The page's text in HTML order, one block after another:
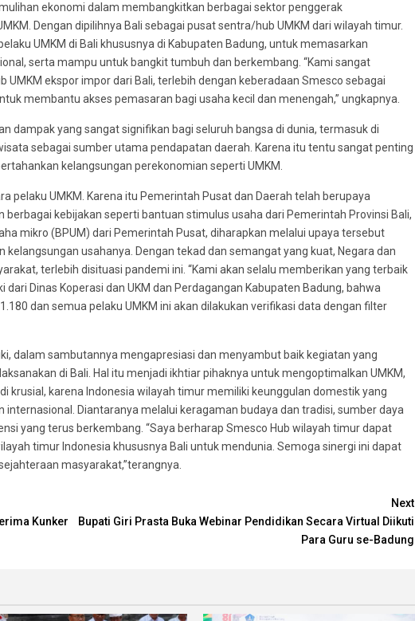
ekonomi dalam membangkitkan berbagai sektor penggerak
Dengan dipilihnya Bali sebagai pusat sentra/hub UMKM dari wilayah timur.
UMKM di Bali khususnya di Kabupaten Badung, untuk memasarkan
serta mampu untuk bangkit tumbuh dan berkembang. “Kami sangat
ekspor impor dari Bali, terlebih dengan keberadaan Smesco sebagai
membantu akses pemasaran bagi usaha kecil dan menengah,” ungkapnya.
dampak yang sangat signifikan bagi seluruh bangsa di dunia, termasuk di
sebagai sumber utama pendapatan daerah. Karena itu tentu sangat penting
kelangsungan perekonomian seperti UMKM.
pelaku UMKM. Karena itu Pemerintah Pusat dan Daerah telah berupaya
kebijakan seperti bantuan stimulus usaha dari Pemerintah Provinsi Bali,
mikro (BPUM) dari Pemerintah Pusat, diharapkan melalui upaya tersebut
usahanya. Dengan tekad dan semangat yang kuat, Negara dan
terlebih disituasi pandemi ini. “Kami akan selalu memberikan yang terbaik
Dinas Koperasi dan UKM dan Perdagangan Kabupaten Badung, bahwa
dan semua pelaku UMKM ini akan dilakukan verifikasi data dengan filter
dalam sambutannya mengapresiasi dan menyambut baik kegiatan yang
di Bali. Hal itu menjadi ikhtiar pihaknya untuk mengoptimalkan UMKM,
krusial, karena Indonesia wilayah timur memiliki keunggulan domestik yang
Diantaranya melalui keragaman budaya dan tradisi, sumber daya
yang terus berkembang. “Saya berharap Smesco Hub wilayah timur dapat
timur Indonesia khususnya Bali untuk mendunia. Semoga sinergi ini dapat
masyarakat,”terangnya.
Kunker
Next
Bupati Giri Prasta Buka Webinar Pendidikan Secara Virtual Diikuti
Para Guru se-Badung